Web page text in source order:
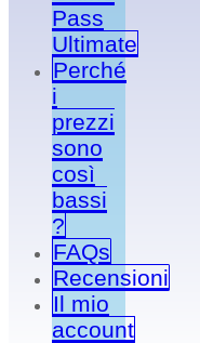
Pass
Ultimate
Perché
i
prezzi
sono
così
bassi
?
FAQs
Recensioni
Il mio
account